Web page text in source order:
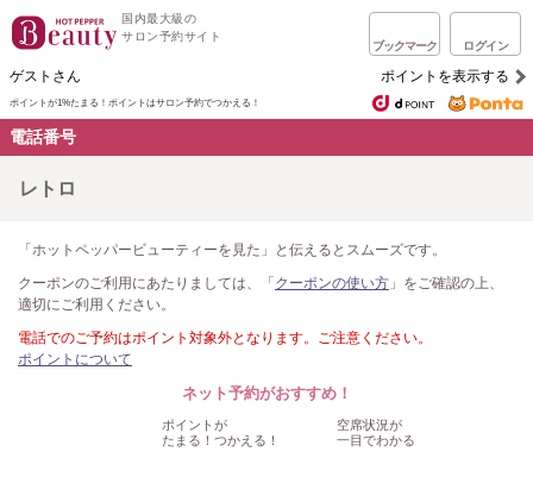
国内最大級の
サロン予約サイト
ブックマーク ログイン
ゲストさん ポイントを表示する
ポイントが1%たまる！ ポイントはサロン予約でつかえる！
電話番号
レトロ
「ホットペッパービューティーを見た」と伝えるとスムーズです。
クーポンのご利用にあたりましては、「 クーポンの使い方 」をご確認の上、
適切にご利用ください。
電話でのご予約はポイント対象外となります。ご注意ください。
ポイントについて
ネット予約がおすすめ！
ポイントが
たまる！つかえる！
空席状況が
一目でわかる